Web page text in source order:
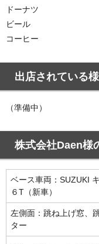
ドーナツ
ビール
コーヒー
出店されている
（準備中）
株式会社Daen様
ベース車両：SUZUKI
６T（新車）
左側面：跳ね上げ窓、
ター